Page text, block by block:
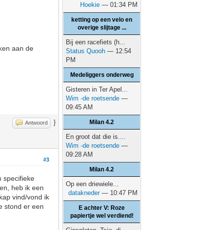
aan de
Antwoord }
#3
specifieke
heb ik een
vind/vond ik
stond er een
Hoekie — 01:34 PM
ketting op een velo en
overige slijtage ...
Bij een racefiets (h...
Status Quooh — 12:54
PM
Medeliggers onderweg
Gisteren in Ter Apel...
Wim -de roetsende —
09:45 AM
Milan 4.2
En groot dat die is....
Wim -de roetsende —
09:28 AM
Milan 4.2
Op een driewiele...
datakneder— 10:47 PM
E achter V: Roze
papiertje wel verdiend!